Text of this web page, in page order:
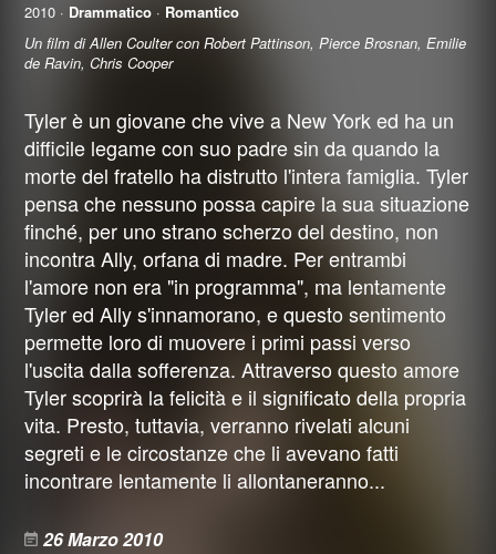
2010 · Drammatico · Romantico
Un film di Allen Coulter con Robert Pattinson, Pierce Brosnan, Emilie
de Ravin, Chris Cooper
Tyler è un giovane che vive a New York ed ha un
difficile legame con suo padre sin da quando la
morte del fratello ha distrutto l'intera famiglia. Tyler
pensa che nessuno possa capire la sua situazione
finché, per uno strano scherzo del destino, non
incontra Ally, orfana di madre. Per entrambi
l'amore non era "in programma", ma lentamente
Tyler ed Ally s'innamorano, e questo sentimento
permette loro di muovere i primi passi verso
l'uscita dalla sofferenza. Attraverso questo amore
Tyler scoprirà la felicità e il significato della propria
vita. Presto, tuttavia, verranno rivelati alcuni
segreti e le circostanze che li avevano fatti
incontrare lentamente li allontaneranno...
26 Marzo 2010